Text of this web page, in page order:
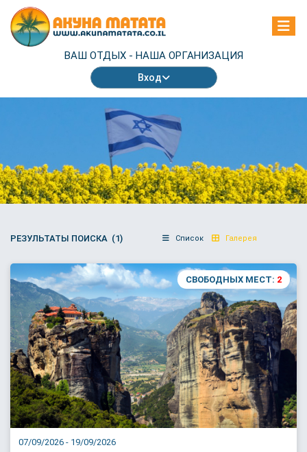
ВАШ ОТДЫХ - НАША ОРГАНИЗАЦИЯ
Вход
РЕЗУЛЬТАТЫ ПОИСКА (1) Список Галерея
07/09/2026 - 19/09/2026
СВОБОДНЫХ МЕСТ: 2